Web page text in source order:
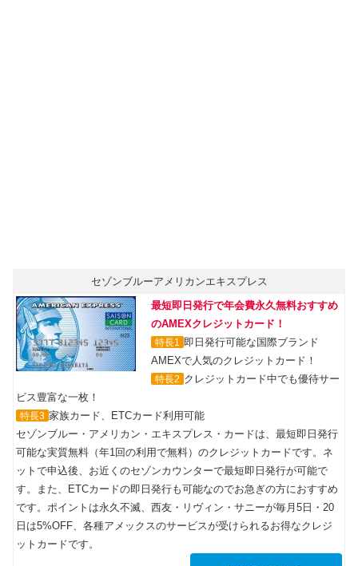
セゾンブルーアメリカンエキスプレス
最短即日発行で年会費永久無料おすすめ
のAMEXクレジットカード！
特長1 即日発行可能な国際ブランド
AMEXで人気のクレジットカード！
特長2 クレジットカード中でも優待サー
ビス豊富な一枚！
特長3 家族カード、ETCカード利用可能
セゾンブルー・アメリカン・エキスプレス・カードは、最短即日発行
可能な実質無料（年1回の利用で無料）のクレジットカードです。ネ
ットで申込後、お近くのセゾンカウンターで最短即日発行が可能で
す。また、ETCカードの即日発行も可能なのでお急ぎの方におすすめ
です。ポイントは永久不滅、西友・リヴィン・サニーが毎月5日・20
日は5%OFF、各種アメックスのサービスが受けられるお得なクレジ
ットカードです。